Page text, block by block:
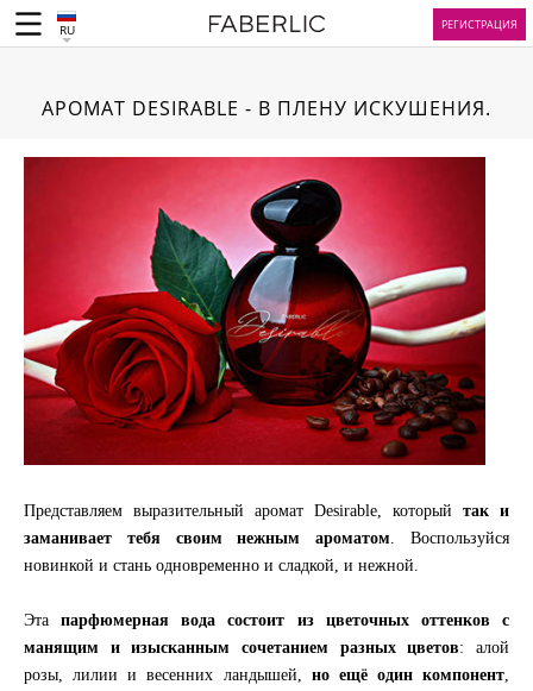
RU РЕГИСТРАЦИЯ
АРОМАТ DESIRABLE - В ПЛЕНУ ИСКУШЕНИЯ.
Представляем выразительный аромат Desirable, который так и
заманивает тебя своим нежным ароматом . Воспользуйся
новинкой и стань одновременно и сладкой, и нежной.
Этапарфюмерная вода состоит из цветочных оттенков с
манящим и изысканным сочетанием разных цветов: алой
розы, лилии и весенних ландышей, но ещё один компонент